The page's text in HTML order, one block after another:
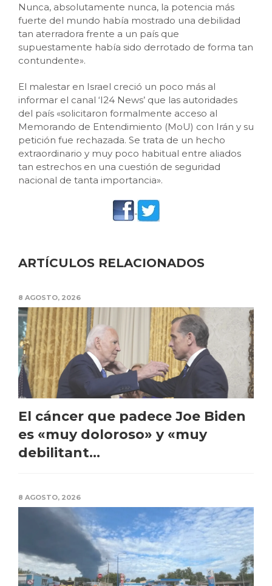
Nunca, absolutamente nunca, la potencia más
fuerte del mundo había mostrado una debilidad
tan aterradora frente a un país que
supuestamente había sido derrotado de forma tan
contundente».
El malestar en Israel creció un poco más al
informar el canal ‘I24 News’ que las autoridades
del país «solicitaron formalmente acceso al
Memorando de Entendimiento (MoU) con Irán y su
petición fue rechazada. Se trata de un hecho
extraordinario y muy poco habitual entre aliados
tan estrechos en una cuestión de seguridad
nacional de tanta importancia».
ARTÍCULOS RELACIONADOS
8 AGOSTO, 2026
El cáncer que padece Joe Biden
es «muy doloroso» y «muy
debilitant...
8 AGOSTO, 2026